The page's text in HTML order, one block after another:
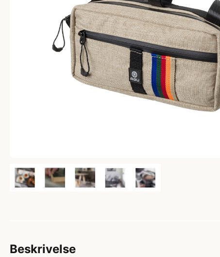
Beskrivelse